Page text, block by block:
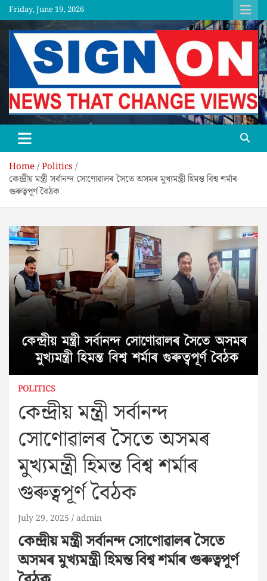
Skip
to
content
Friday, June 19, 2026
SGNON
Home Politics
কেন্দ্ৰীয় মন্ত্ৰী সৰ্বানন্দ সোণোৱালৰ সৈতে অসমৰ মুখ্যমন্ত্ৰী হিমন্ত বিশ্ব শৰ্মাৰ
গুৰুত্বপূৰ্ণ বৈঠক
POLITICS
কেন্দ্ৰীয় মন্ত্ৰী সৰ্বানন্দ
সোণোৱালৰ সৈতে অসমৰ
মুখ্যমন্ত্ৰী হিমন্ত বিশ্ব শৰ্মাৰ
গুৰুত্বপূৰ্ণ বৈঠক
July 29, 2025 admin
কেন্দ্ৰীয় মন্ত্ৰী সৰ্বানন্দ সোণোৱালৰ সৈতে
অসমৰ মুখ্যমন্ত্ৰী হিমন্ত বিশ্ব শৰ্মাৰ গুৰুত্বপূৰ্ণ